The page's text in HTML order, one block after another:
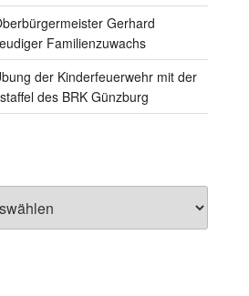
Gerhard
Familienzuwachs
der Kinderfeuerwehr mit der
des BRK Günzburg